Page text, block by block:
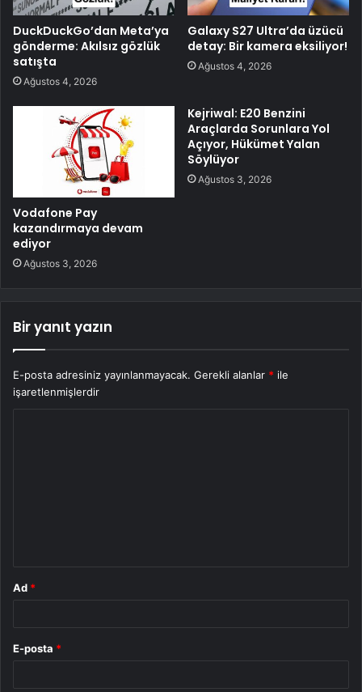
DuckDuckGo’dan Meta’ya
gönderme: Akılsız gözlük
satışta
Ağustos 4, 2026
Galaxy S27 Ultra’da üzücü
detay: Bir kamera eksiliyor!
Ağustos 4, 2026
Vodafone Pay
kazandırmaya devam
ediyor
Ağustos 3, 2026
Kejriwal: E20 Benzini
Araçlarda Sorunlara Yol
Açıyor, Hükümet Yalan
Söylüyor
Ağustos 3, 2026
Bir yanıt yazın
E-posta adresiniz yayınlanmayacak. Gerekli alanlar * ile
işaretlenmişlerdir
Ad *
E-posta *